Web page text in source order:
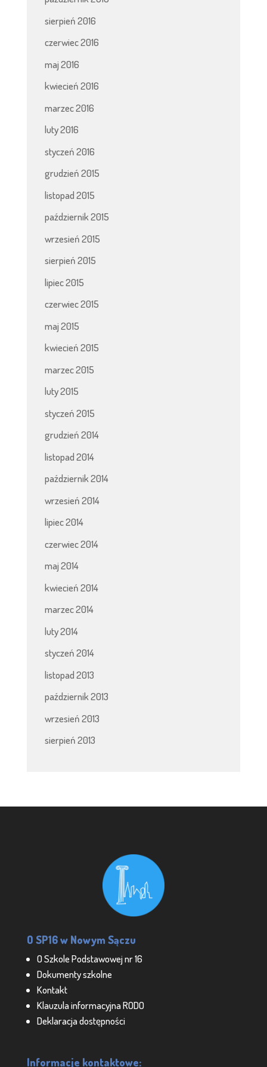
sierpień 2016
czerwiec 2016
maj 2016
kwiecień 2016
marzec 2016
luty 2016
styczeń 2016
grudzień 2015
listopad 2015
październik 2015
wrzesień 2015
sierpień 2015
lipiec 2015
czerwiec 2015
maj 2015
kwiecień 2015
marzec 2015
luty 2015
styczeń 2015
grudzień 2014
listopad 2014
październik 2014
wrzesień 2014
lipiec 2014
czerwiec 2014
maj 2014
kwiecień 2014
marzec 2014
luty 2014
styczeń 2014
listopad 2013
październik 2013
wrzesień 2013
sierpień 2013
O SP16 w Nowym Sączu
O Szkole Podstawowej nr 16
Dokumenty szkolne
Kontakt
Klauzula informacyjna RODO
Deklaracja dostępności
Informacje kontaktowe: